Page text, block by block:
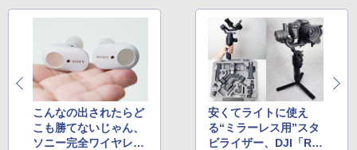
こんなの出されたらど
こも勝てないじゃん、
ソニー完全ワイヤレス
安くてライトに使え
る“ミラーレス用”スタ
ビライザー、DJI「RO